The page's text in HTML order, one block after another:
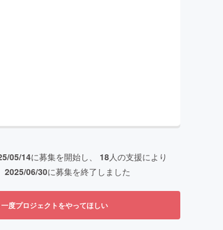
05/14に募集を開始し、 18人の支援により
2025/06/30に募集を終了しました
一度プロジェクトをやってほしい